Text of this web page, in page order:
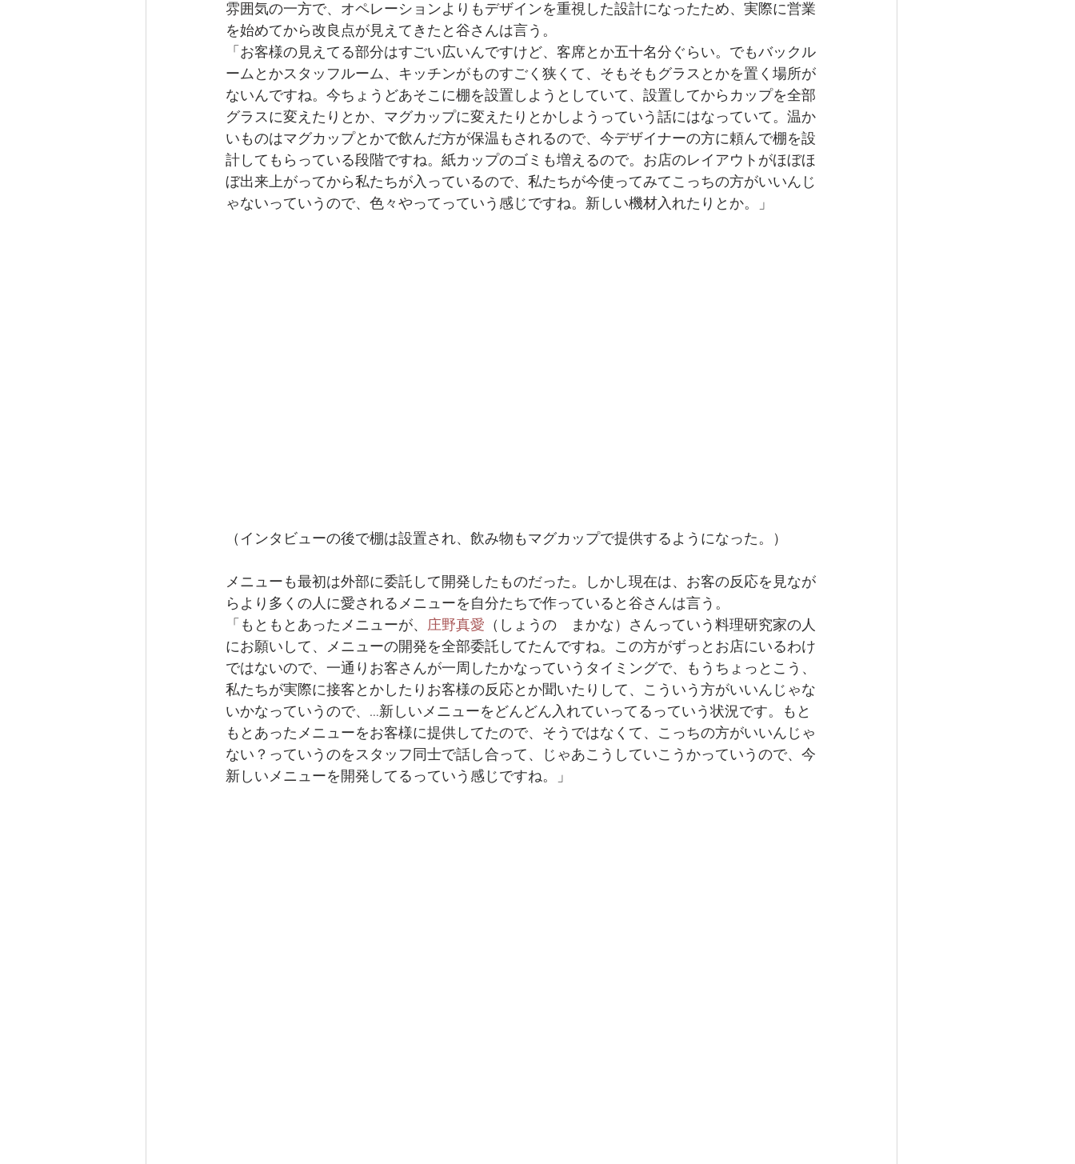
雰囲気の一方で、オペレーションよりもデザインを重視した設計になったため、実際に営業
を始めてから改良点が見えてきたと谷さんは言う。
「お客様の見えてる部分はすごい広いんですけど、客席とか五十名分ぐらい。でもバックル
ームとかスタッフルーム、キッチンがものすごく狭くて、そもそもグラスとかを置く場所が
ないんですね。今ちょうどあそこに棚を設置しようとしていて、設置してからカップを全部
グラスに変えたりとか、マグカップに変えたりとかしようっていう話にはなっていて。温か
いものはマグカップとかで飲んだ方が保温もされるので、今デザイナーの方に頼んで棚を設
計してもらっている段階ですね。紙カップのゴミも増えるので。お店のレイアウトがほぼほ
ぼ出来上がってから私たちが入っているので、私たちが今使ってみてこっちの方がいいんじ
ゃないっていうので、色々やってっていう感じですね。新しい機材入れたりとか。」
（インタビューの後で棚は設置され、飲み物もマグカップで提供するようになった。）
メニューも最初は外部に委託して開発したものだった。しかし現在は、お客の反応を見なが
らより多くの人に愛されるメニューを自分たちで作っていると谷さんは言う。
「もともとあったメニューが、 庄野真愛 （しょうの　まかな）さんっていう料理研究家の人
にお願いして、メニューの開発を全部委託してたんですね。この方がずっとお店にいるわけ
ではないので、一通りお客さんが一周したかなっていうタイミングで、もうちょっとこう、
私たちが実際に接客とかしたりお客様の反応とか聞いたりして、こういう方がいいんじゃな
いかなっていうので、…新しいメニューをどんどん入れていってるっていう状況です。もと
もとあったメニューをお客様に提供してたので、そうではなくて、こっちの方がいいんじゃ
ない？っていうのをスタッフ同士で話し合って、じゃあこうしていこうかっていうので、今
新しいメニューを開発してるっていう感じですね。」